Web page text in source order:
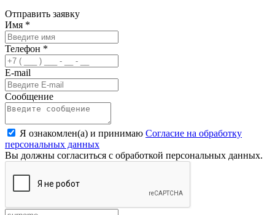
Отправить заявку
Имя *
Телефон *
E-mail
Сообщение
Я ознакомлен(а) и принимаю Согласие на обработку
персональных данных
Вы должны согласиться с обработкой персональных данных.